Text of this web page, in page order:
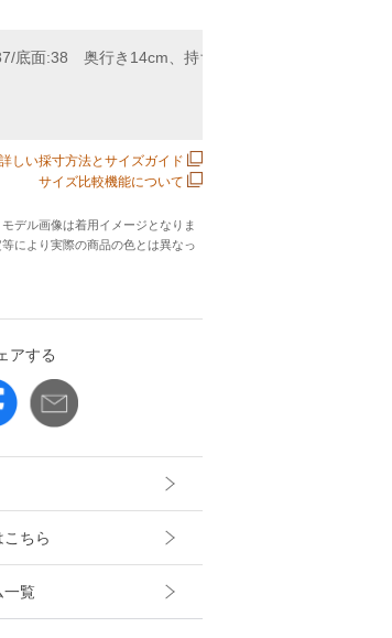
底面:38 奥行き14cm、持ち手の長さ41cm、重さ
詳しい採寸方法とサイズガイド
サイズ比較機能について
デル画像は着用イメージとなりま
により実際の商品の色とは異なっ
アする
ちら
一覧